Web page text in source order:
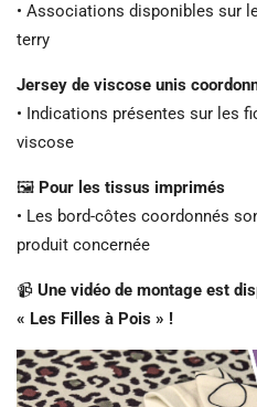
• Associations disponibles sur
terry
Jersey de viscose unis
• Indications présentes sur les
viscose
🖼️ Pour les tissus imprimés
• Les bord-côtes coordonnés
produit concernée
📹 Une vidéo de montage est
« Les Filles à Pois » !